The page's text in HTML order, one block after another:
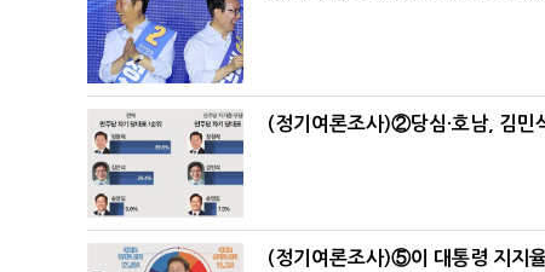
(정기여론조사)②당심·호남, 김민
(정기여론조사)⑤이 대통령 지지